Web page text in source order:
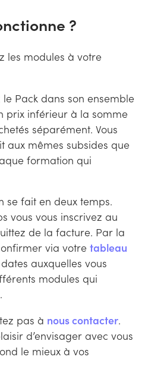
?
les modules à votre
le Pack dans son ensemble
prix inférieur à la somme
séparément. Vous
aux mêmes subsides que
formation qui
se fait en deux temps.
vous vous inscrivez au
de la facture. Par la
via votre tableau
auxquelles vous
modules qui
pas à nous contacter.
d’envisager avec vous
le mieux à vos